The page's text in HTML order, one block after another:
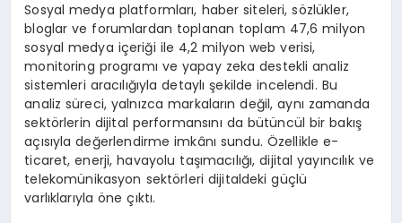
Sosyal medya platformları, haber siteleri, sözlükler,
bloglar ve forumlardan toplanan toplam 47,6 milyon
sosyal medya içeriği ile 4,2 milyon web verisi,
monitoring programı ve yapay zeka destekli analiz
sistemleri aracılığıyla detaylı şekilde incelendi. Bu
analiz süreci, yalnızca markaların değil, aynı zamanda
sektörlerin dijital performansını da bütüncül bir bakış
açısıyla değerlendirme imkânı sundu. Özellikle e-
ticaret, enerji, havayolu taşımacılığı, dijital yayıncılık ve
telekomünikasyon sektörleri dijitaldeki güçlü
varlıklarıyla öne çıktı.